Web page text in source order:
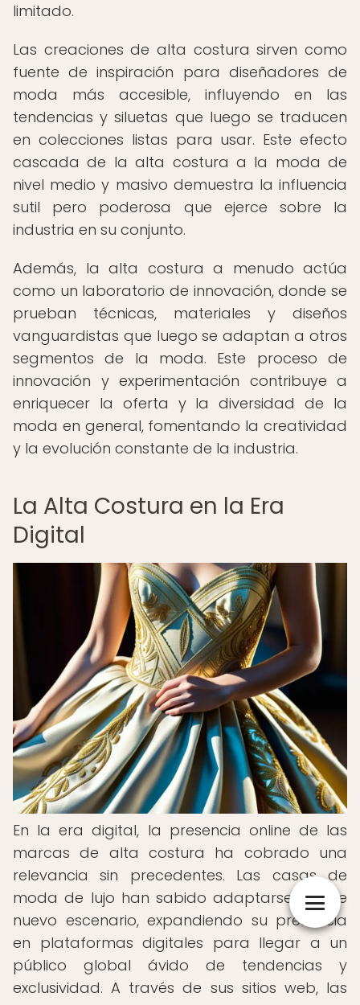
limitado.
Las creaciones de alta costura sirven como
fuente de inspiración para diseñadores de
moda más accesible, influyendo en las
tendencias y siluetas que luego se traducen
en colecciones listas para usar. Este efecto
cascada de la alta costura a la moda de
nivel medio y masivo demuestra la influencia
sutil pero poderosa que ejerce sobre la
industria en su conjunto.
Además, la alta costura a menudo actúa
como un laboratorio de innovación, donde se
prueban técnicas, materiales y diseños
vanguardistas que luego se adaptan a otros
segmentos de la moda. Este proceso de
innovación y experimentación contribuye a
enriquecer la oferta y la diversidad de la
moda en general, fomentando la creatividad
y la evolución constante de la industria.
La Alta Costura en la Era
Digital
En la era digital, la presencia online de las
marcas de alta costura ha cobrado una
relevancia sin precedentes. Las casas de
moda de lujo han sabido adaptarse a este
nuevo escenario, expandiendo su presencia
en plataformas digitales para llegar a un
público global ávido de tendencias y
exclusividad. A través de sus sitios web, las